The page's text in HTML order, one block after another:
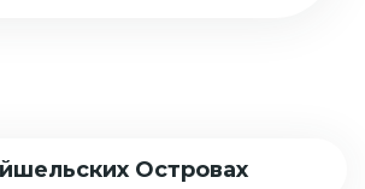
Островах